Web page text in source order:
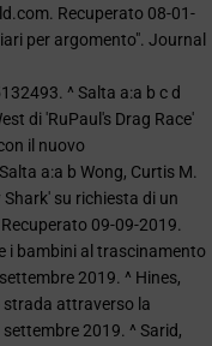
Recuperato 08-01-
per argomento". Journal
^ Salta a:a b c d
di 'RuPaul's Drag Race'
il nuovo
a:a b Wong, Curtis M.
su richiesta di un
09-09-2019.
i bambini al trascinamento
2019. ^ Hines,
strada attraverso la
2019. ^ Sarid,